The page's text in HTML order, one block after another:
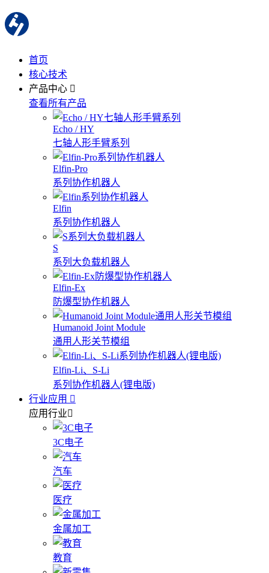
首页
核心技术
产品中心
查看所有产品
Echo / HY
七轴人形手臂系列
Elfin-Pro
系列协作机器人
Elfin
系列协作机器人
S
系列大负载机器人
Elfin-Ex
防爆型协作机器人
Humanoid Joint Module
通用人形关节模组
Elfin-Li、S-Li
系列协作机器人(锂电版)
行业应用
应用行业
3C电子
汽车
医疗
金属加工
教育